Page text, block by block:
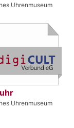
Uhrenmuseum
Uhrenmuseum